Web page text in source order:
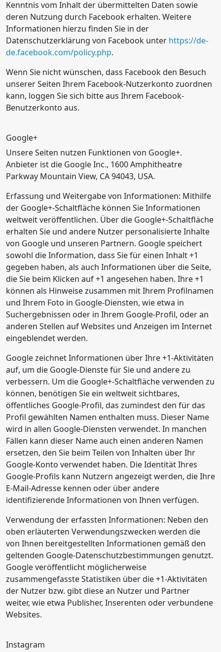
Kenntnis vom Inhalt der übermittelten Daten sowie
deren Nutzung durch Facebook erhalten. Weitere
Informationen hierzu finden Sie in der
Datenschutzerklärung von Facebook unter https://de-
de.facebook.com/policy.php.
Wenn Sie nicht wünschen, dass Facebook den Besuch
unserer Seiten Ihrem Facebook-Nutzerkonto zuordnen
kann, loggen Sie sich bitte aus Ihrem Facebook-
Benutzerkonto aus.
Google+
Unsere Seiten nutzen Funktionen von Google+.
Anbieter ist die Google Inc., 1600 Amphitheatre
Parkway Mountain View, CA 94043, USA.
Erfassung und Weitergabe von Informationen: Mithilfe
der Google+-Schaltfläche können Sie Informationen
weltweit veröffentlichen. Über die Google+-Schaltfläche
erhalten Sie und andere Nutzer personalisierte Inhalte
von Google und unseren Partnern. Google speichert
sowohl die Information, dass Sie für einen Inhalt +1
gegeben haben, als auch Informationen über die Seite,
die Sie beim Klicken auf +1 angesehen haben. Ihre +1
können als Hinweise zusammen mit Ihrem Profilnamen
und Ihrem Foto in Google-Diensten, wie etwa in
Suchergebnissen oder in Ihrem Google-Profil, oder an
anderen Stellen auf Websites und Anzeigen im Internet
eingeblendet werden.
Google zeichnet Informationen über Ihre +1-Aktivitäten
auf, um die Google-Dienste für Sie und andere zu
verbessern. Um die Google+-Schaltfläche verwenden zu
können, benötigen Sie ein weltweit sichtbares,
öffentliches Google-Profil, das zumindest den für das
Profil gewählten Namen enthalten muss. Dieser Name
wird in allen Google-Diensten verwendet. In manchen
Fällen kann dieser Name auch einen anderen Namen
ersetzen, den Sie beim Teilen von Inhalten über Ihr
Google-Konto verwendet haben. Die Identität Ihres
Google-Profils kann Nutzern angezeigt werden, die Ihre
E-Mail-Adresse kennen oder über andere
identifizierende Informationen von Ihnen verfügen.
Verwendung der erfassten Informationen: Neben den
oben erläuterten Verwendungszwecken werden die
von Ihnen bereitgestellten Informationen gemäß den
geltenden Google-Datenschutzbestimmungen genutzt.
Google veröffentlicht möglicherweise
zusammengefasste Statistiken über die +1-Aktivitäten
der Nutzer bzw. gibt diese an Nutzer und Partner
weiter, wie etwa Publisher, Inserenten oder verbundene
Websites.
Instagram